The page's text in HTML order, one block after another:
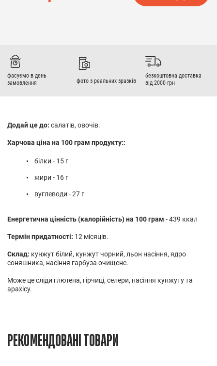
фасуємо в день
замовлення
фото з реальних зразків
безкоштовна доставка
від 2000 грн
Додай це до: салатів, овочів.
Харчова ціна на 100 грам продукту::
білки - 15 г
жири - 16 г
вуглеводи - 27 г
Енергетична цінність (калорійність) на 100 грам - 439 ккал
Термін придатності: 12 місяців.
Склад: кунжут білий, кунжут чорний, льон насіння, ядро
соняшника, насіння гарбуза очищене.
Може це сліди глютена, гірчиці, селери, насіння кунжуту та
арахісу.
РЕКОМЕНДОВАНІ ТОВАРИ